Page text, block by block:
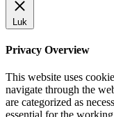
Luk
Privacy Overview
This website uses
navigate through the
are categorized as